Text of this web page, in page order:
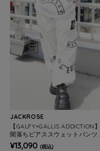
JACKROSE
【GALFY×GALLIS ADDICTION】
闇落ちピアススウェットパンツM
ENS)
¥13,090 (税込)